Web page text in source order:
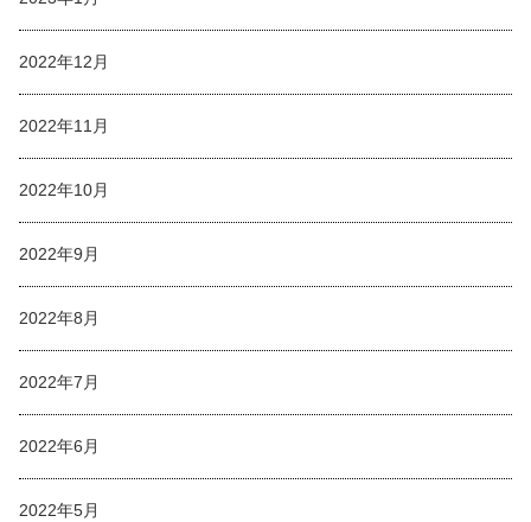
2022年12月
2022年11月
2022年10月
2022年9月
2022年8月
2022年7月
2022年6月
2022年5月